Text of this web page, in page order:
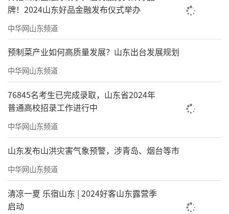
牌！2024山东好品金融发布仪式举办
中华网山东频道
预制菜产业如何高质量发展？山东出台发展规划
中华网山东频道
76845名考生已完成录取，山东省2024年
普通高校招录工作进行中
中华网山东频道
山东发布山洪灾害气象预警，涉青岛、烟台等市
中华网山东频道
清凉一夏 乐宿山东 | 2024好客山东露营季
启动